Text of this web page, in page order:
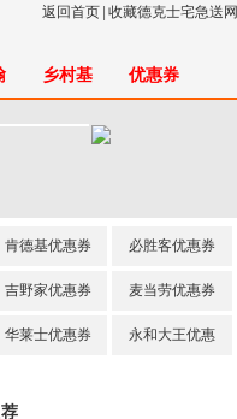
返回首页 收藏德克士宅急送网
乡村基 优惠券
肯德基优惠券 必胜客优惠券
吉野家优惠券 麦当劳优惠券
华莱士优惠券 永和大王优惠